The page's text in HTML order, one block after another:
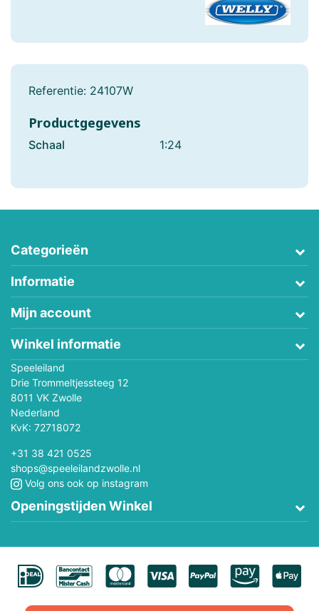
Referentie: 24107W
Productgegevens
Schaal 1:24
Categorieën
Informatie
Mijn account
Winkel informatie
Speeleiland
Drie Trommeltjessteeg 12
8011 VK Zwolle
Nederland
KvK: 72718072
+31 38 421 0525
shops@speeleilandzwolle.nl
Volg ons ook op instagram
Openingstijden Winkel